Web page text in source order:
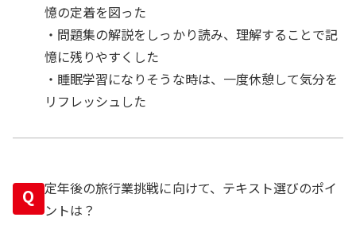
憶の定着を図った
・問題集の解説をしっかり読み、理解することで記
憶に残りやすくした
・睡眠学習になりそうな時は、一度休憩して気分を
リフレッシュした
Q
定年後の旅行業挑戦に向けて、テキスト選びのポイ
ントは？